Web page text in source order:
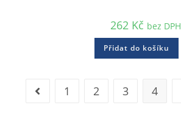
262 Kč bez DPH
Přidat do košíku
1 2 3 4